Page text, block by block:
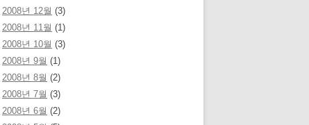
2008년 12월 (3)
2008년 11월 (1)
2008년 10월 (3)
2008년 9월 (1)
2008년 8월 (2)
2008년 7월 (3)
2008년 6월 (2)